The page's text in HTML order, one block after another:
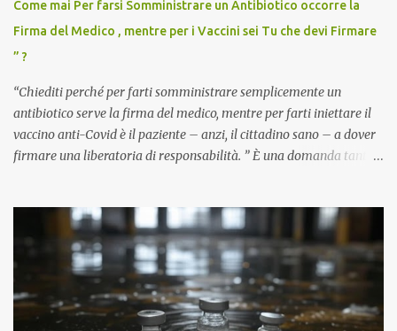
Come mai Per farsi Somministrare un Antibiotico occorre la
Firma del Medico , mentre per i Vaccini sei Tu che devi Firmare
” ?
“Chiediti perché per farti somministrare semplicemente un
antibiotico serve la firma del medico, mentre per farti iniettare il
vaccino anti-Covid è il paziente – anzi, il cittadino sano – a dover
firmare una liberatoria di responsabilità. ” È una domanda tanto
pandemia. Un interrogativo che dovrebbe scuotere chiunque abbia
ancora il coraggio di pensare con la propria testa. Per il vaccino
anti-Covid, un pro-farmaco, con autorizzazione condizionata,
sviluppato in tempi record, con tecnologie mai utilizzate prima su
larga scala, ancora oggetto di studio e di discussione
internazionale serve solo una firma. La tua. Lo si somministra